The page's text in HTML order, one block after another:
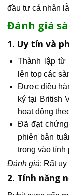
đầu tư cá nhân
Đánh giá
1. Uy tín và
Thành lập từ
lên top các
Được điều
ký tại British
hoạt động
Đã đạt
phiên bản
trọng vào tính
Đánh giá: Rất
2. Tính năng